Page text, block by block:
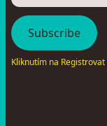
Kliknutím na